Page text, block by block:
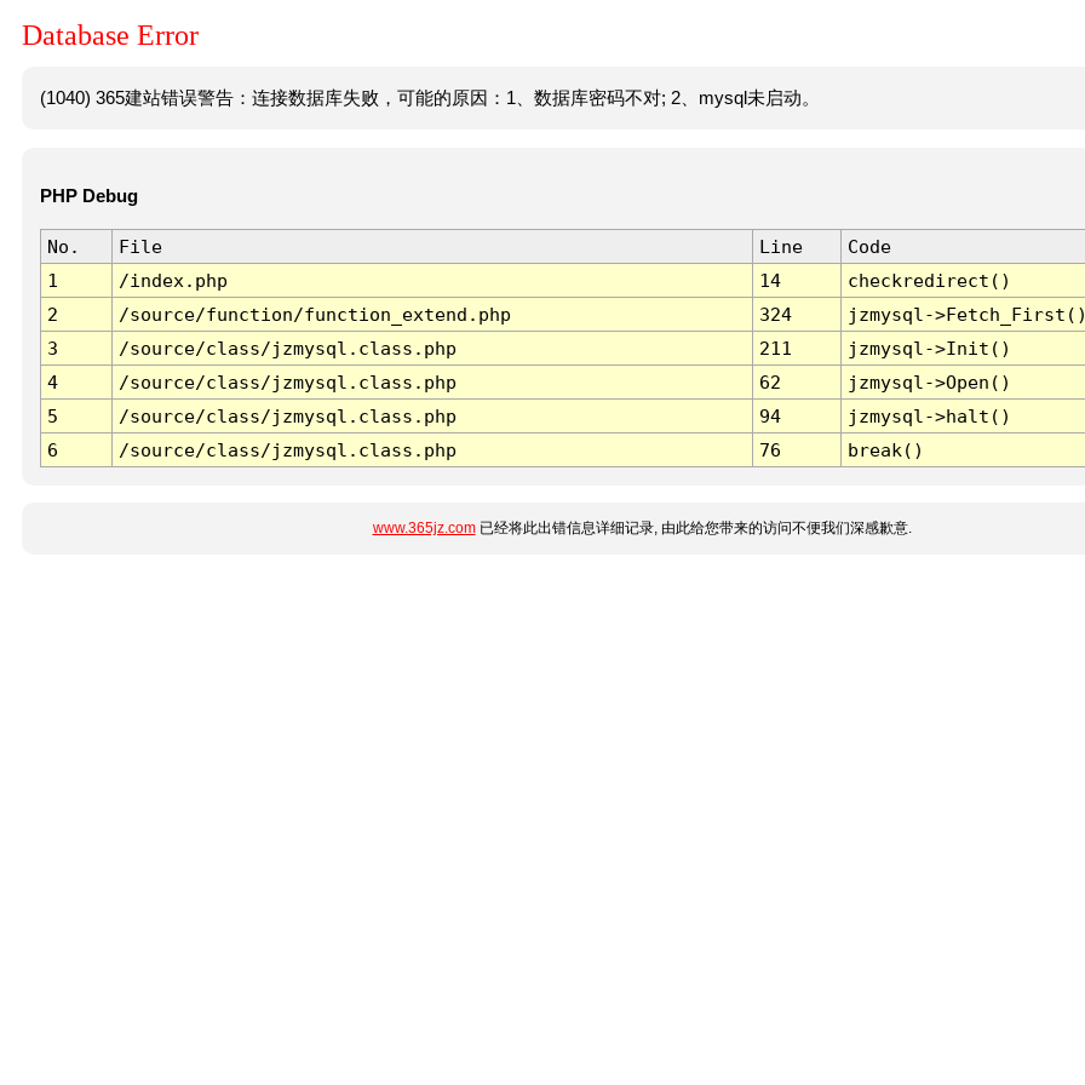
Database Error
(1040) 365建站错误警告：连接数据库失败，可能的原因：1、数据库密码不对; 2、mysql未启动。
PHP Debug
No. File Line
Code
1
/index.php 14
checkredirect()
2
/source/function/function_extend.php 324
jzmysql-
3
/source/class/jzmysql.class.php 211
jzmysql->Init()
4
/source/class/jzmysql.class.php 62
jzmysql->Open()
5
/source/class/jzmysql.class.php 94
jzmysql->halt()
6
/source/class/jzmysql.class.php 76 break()
www.365jz.com已经将此出错信息详细记录, 由此给您带来的访问不便我们深感歉意.